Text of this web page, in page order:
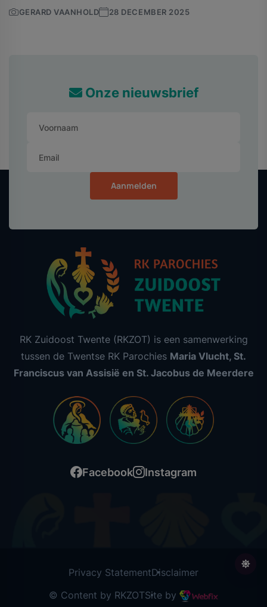
GERARD VAANHOLD 28 DECEMBER 2025
Onze nieuwsbrief
Aanmelden
RK Zuidoost Twente (RKZOT) is een samenwerking
tussen de Twentse RK Parochies Maria Vlucht, St.
Franciscus van Assisië en St. Jacobus de Meerdere
Facebook Instagram
Privacy StatementDisclaimer
© Content by RKZOTSite by